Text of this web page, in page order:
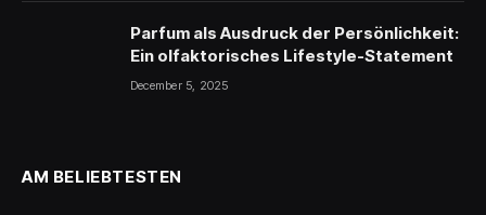
Parfum als Ausdruck der Persönlichkeit:
Ein olfaktorisches Lifestyle-Statement
December 5, 2025
AM BELIEBTESTEN